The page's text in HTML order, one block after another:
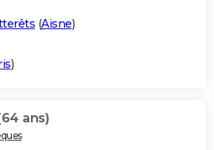
(Aisne)
)
ans)